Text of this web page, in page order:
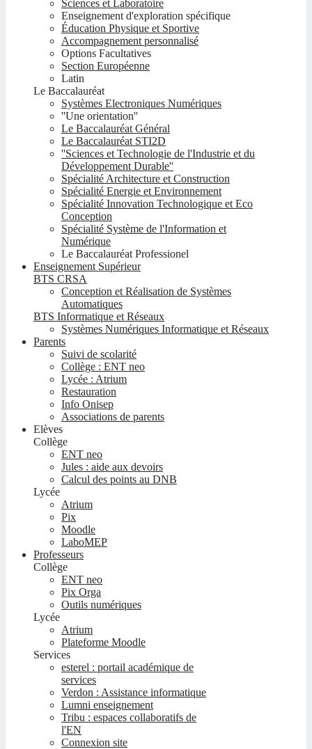
Sciences et Laboratoire
Enseignement d'exploration spécifique
Éducation Physique et Sportive
Accompagnement personnalisé
Options Facultatives
Section Européenne
Latin
Le Baccalauréat
Systèmes Electroniques Numériques
''Une orientation''
Le Baccalauréat Général
Le Baccalauréat STI2D
''Sciences et Technologie de l'Industrie et du
Développement Durable''
Spécialité Architecture et Construction
Spécialité Energie et Environnement
Spécialité Innovation Technologique et Eco
Conception
Spécialité Système de l'Information et
Numérique
Le Baccalauréat Professionel
Enseignement Supérieur
BTS CRSA
Conception et Réalisation de Systèmes
Automatiques
BTS Informatique et Réseaux
Systèmes Numériques Informatique et Réseaux
Parents
Suivi de scolarité
Collège : ENT neo
Lycée : Atrium
Restauration
Info Onisep
Associations de parents
Elèves
Collège
ENT neo
Jules : aide aux devoirs
Calcul des points au DNB
Lycée
Atrium
Pix
Moodle
LaboMEP
Professeurs
Collège
ENT neo
Pix Orga
Outils numériques
Lycée
Atrium
Plateforme Moodle
Services
esterel : portail académique de
services
Verdon : Assistance informatique
Lumni enseignement
Tribu : espaces collaboratifs de
l'EN
Connexion site